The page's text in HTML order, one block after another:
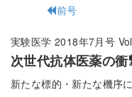
前号
実験医学 2018年7月号
次世代抗体医薬の衝
新たな標的・新たな機序